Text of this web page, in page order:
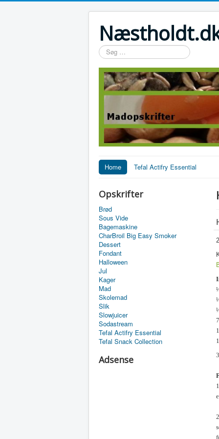
Søg
…
Home Tefal Actifry Essential
Opskrifter
Brød
Sous Vide
Bagemaskine
CharBroil Big Easy Smoker
Dessert
Fondant
Halloween
Jul
Kager
Mad
Skolemad
Slik
Slowjuicer
Sodastream
Tefal Actifry Essential
Tefal Snack Collection
Adsense